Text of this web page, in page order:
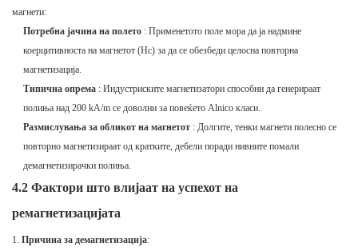
магнети:
Потребна јачина на полето : Применетото поле мора да ја надмине
коерцитивноста на магнетот (Hc) за да се обезбеди целосна повторна
магнетизација.
Типична опрема : Индустриските магнетизатори способни да генерираат
полиња над 200 kA/m се доволни за повеќето Alnico класи.
Размислувања за обликот на магнетот : Долгите, тенки магнети полесно се
повторно магнетизираат од кратките, дебели поради нивните помали
демагнетизирачки полиња.
4.2 Фактори што влијаат на успехот на
ремагнетизацијата
Причина за демагнетизација: